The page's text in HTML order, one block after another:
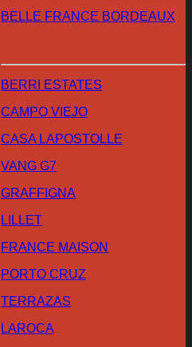
BELLE FRANCE BORDEAUX
BERRI ESTATES
CAMPO VIEJO
CASA LAPOSTOLLE
VANG G7
GRAFFIGNA
LILLET
FRANCE MAISON
PORTO CRUZ
TERRAZAS
LAROCA